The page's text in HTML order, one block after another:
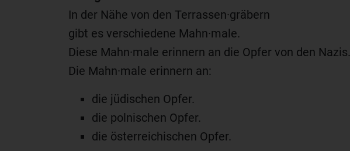
In der Nähe von den Terrassen·gräbern
gibt es verschiedene Mahn·male.
Diese Mahn·male erinnern an die Opfer von den Nazis.
Die Mahn·male erinnern an:
die jüdischen Opfer.
die polnischen Opfer.
die österreichischen Opfer.